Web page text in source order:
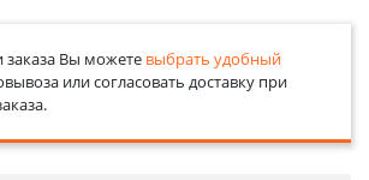
Вы можете выбрать удобный
или согласовать доставку при